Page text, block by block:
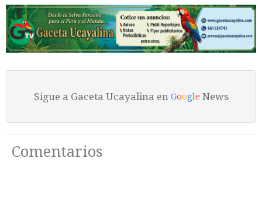
Sigue a Gaceta Ucayalina en Google News
Comentarios